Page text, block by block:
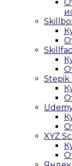
Stepik
XYZ